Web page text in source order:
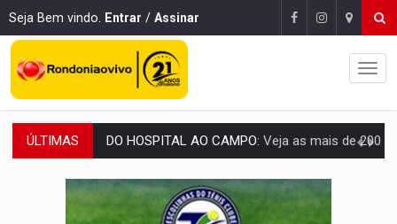
Seja Bem vindo. Entrar / Assinar
ÚLTIMAS EXPANSÃO:Grupo Nova Era amplia presença em PVH e transforma Aramix
ROTA GLOBAL:PCC amplia presença internacional e transforma Brasil em
CONEXÃO RONDONIAOVIVO: Museólogo Antônio Ocampo conduz a história de